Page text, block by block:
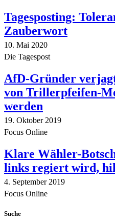
Tagesposting:
Zauberwort
10. Mai 2020
Die Tagespost
AfD-Gründer
von Trillerpfeifen-
werden
19. Oktober 2019
Focus Online
Klare Wähler-
links regiert wird,
4. September 2019
Focus Online
Suche